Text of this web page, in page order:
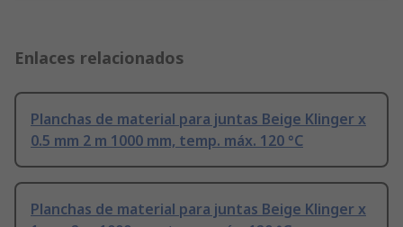
Enlaces relacionados
Planchas de material para juntas Beige Klinger x
0.5 mm 2 m 1000 mm, temp. máx. 120 °C
Planchas de material para juntas Beige Klinger x